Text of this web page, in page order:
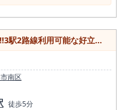
能な好立地の”居酒屋店舗”居抜き物件
南区
徒歩5分